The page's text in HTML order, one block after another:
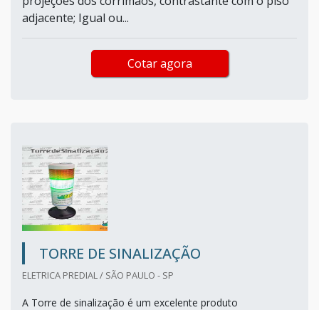
adjacente; Igual ou...
Cotar agora
TORRE DE SINALIZAÇÃO
ELETRICA PREDIAL / SÃO PAULO - SP
A Torre de sinalização é um excelente produto